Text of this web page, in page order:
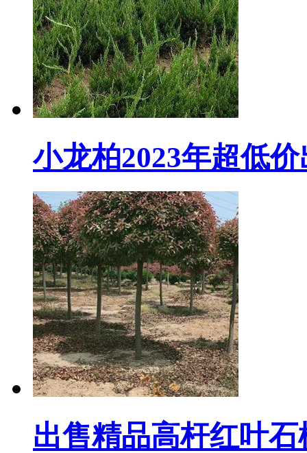
小龙柏2023年超低
出售精品高杆红叶